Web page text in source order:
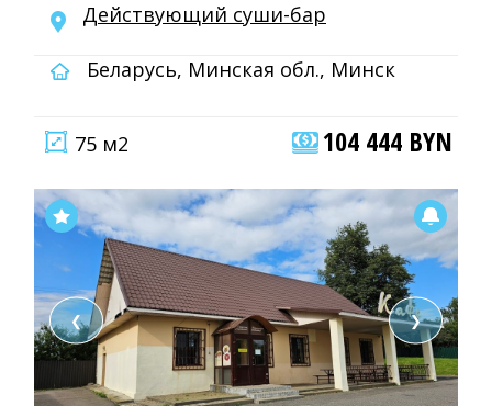
Действующий суши-бар
Беларусь, Минская обл., Минск
75 м2 104 444 BYN
❮ ❯